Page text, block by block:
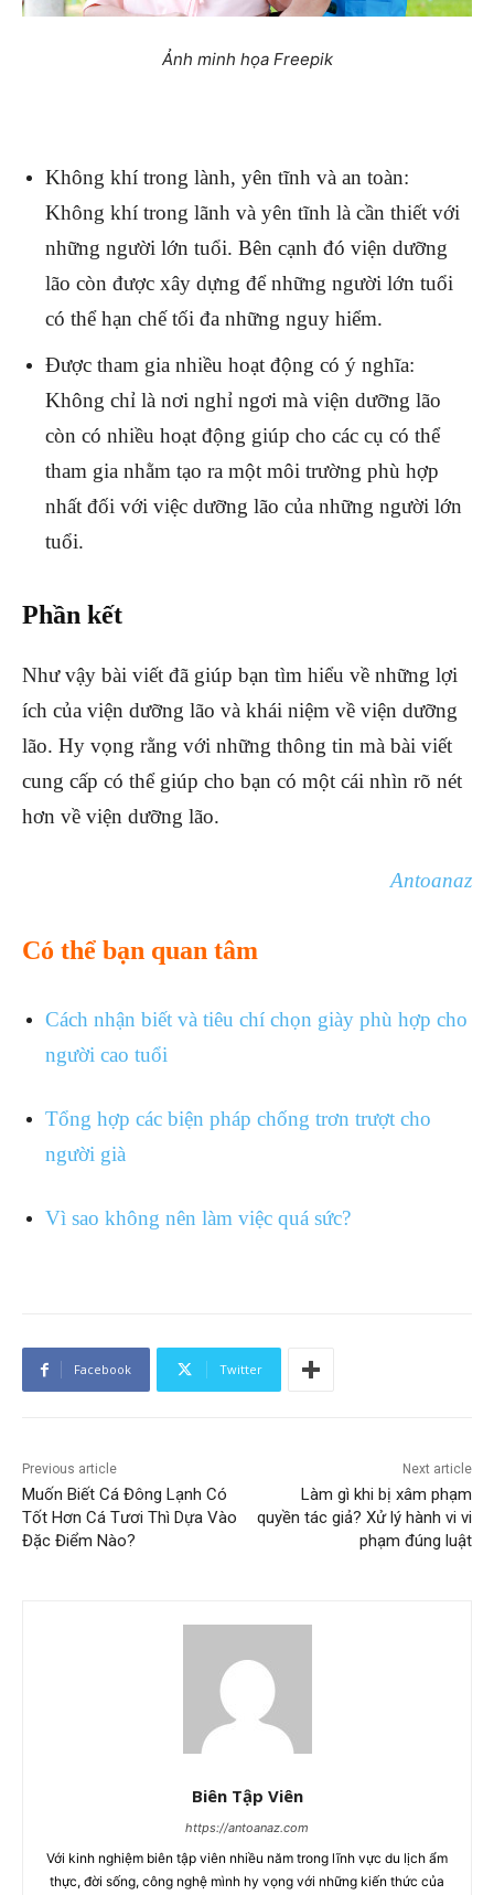
Ảnh minh họa Freepik
Không khí trong lành, yên tĩnh và an toàn:
Không khí trong lãnh và yên tĩnh là cần thiết với
những người lớn tuổi. Bên cạnh đó viện dưỡng
lão còn được xây dựng để những người lớn tuổi
có thể hạn chế tối đa những nguy hiểm.
Được tham gia nhiều hoạt động có ý nghĩa:
Không chỉ là nơi nghỉ ngơi mà viện dưỡng lão
còn có nhiều hoạt động giúp cho các cụ có thể
tham gia nhằm tạo ra một môi trường phù hợp
nhất đối với việc dưỡng lão của những người lớn
tuổi.
Phần kết
Như vậy bài viết đã giúp bạn tìm hiểu về những lợi
ích của viện dưỡng lão và khái niệm về viện dưỡng
lão. Hy vọng rằng với những thông tin mà bài viết
cung cấp có thể giúp cho bạn có một cái nhìn rõ nét
hơn về viện dưỡng lão.
Antoanaz
Có thể bạn quan tâm
Cách nhận biết và tiêu chí chọn giày phù hợp cho
người cao tuổi
Tổng hợp các biện pháp chống trơn trượt cho
người già
Vì sao không nên làm việc quá sức?
Facebook Twitter
Previous article
Muốn Biết Cá Đông Lạnh Có
Tốt Hơn Cá Tươi Thì Dựa Vào
Đặc Điểm Nào?
Next article
Làm gì khi bị xâm phạm
quyền tác giả? Xử lý hành vi vi
phạm đúng luật
Biên Tập Viên
https://antoanaz.com
Với kinh nghiệm biên tập viên nhiều năm trong lĩnh vực du lịch ẩm
thực, đời sống, công nghệ mình hy vọng với những kiến thức của